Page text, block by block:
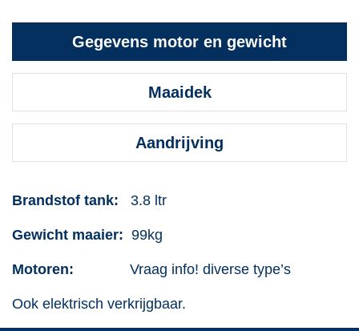
Gegevens motor en gewicht
Maaidek
Aandrijving
Brandstof tank: 3.8 ltr
Gewicht maaier: 99kg
Motoren: Vraag info! diverse type’s
Ook elektrisch verkrijgbaar.